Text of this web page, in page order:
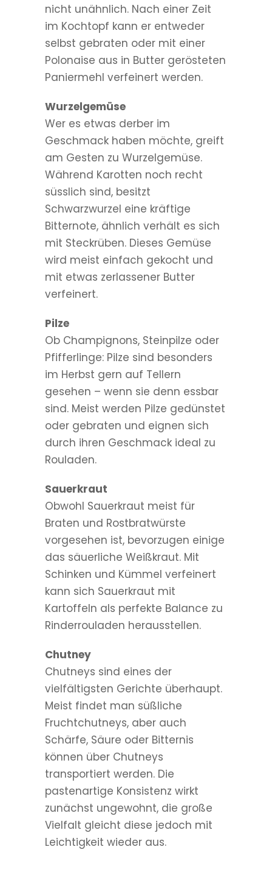
nicht unähnlich. Nach einer Zeit
im Kochtopf kann er entweder
selbst gebraten oder mit einer
Polonaise aus in Butter gerösteten
Paniermehl verfeinert werden.
Wurzelgemüse
Wer es etwas derber im
Geschmack haben möchte, greift
am Gesten zu Wurzelgemüse.
Während Karotten noch recht
süsslich sind, besitzt
Schwarzwurzel eine kräftige
Bitternote, ähnlich verhält es sich
mit Steckrüben. Dieses Gemüse
wird meist einfach gekocht und
mit etwas zerlassener Butter
verfeinert.
Pilze
Ob Champignons, Steinpilze oder
Pfifferlinge: Pilze sind besonders
im Herbst gern auf Tellern
gesehen – wenn sie denn essbar
sind. Meist werden Pilze gedünstet
oder gebraten und eignen sich
durch ihren Geschmack ideal zu
Rouladen.
Sauerkraut
Obwohl Sauerkraut meist für
Braten und Rostbratwürste
vorgesehen ist, bevorzugen einige
das säuerliche Weißkraut. Mit
Schinken und Kümmel verfeinert
kann sich Sauerkraut mit
Kartoffeln als perfekte Balance zu
Rinderrouladen herausstellen.
Chutney
Chutneys sind eines der
vielfältigsten Gerichte überhaupt.
Meist findet man süßliche
Fruchtchutneys, aber auch
Schärfe, Säure oder Bitternis
können über Chutneys
transportiert werden. Die
pastenartige Konsistenz wirkt
zunächst ungewohnt, die große
Vielfalt gleicht diese jedoch mit
Leichtigkeit wieder aus.